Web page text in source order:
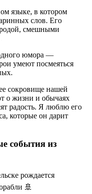
языке, в котором
слов. Его
смешными
юмора —
умеют посмеяться
сокровище нашей
о жизни и обычаях
радость. Я люблю его
которые он дарит
события из
рождается
🚢